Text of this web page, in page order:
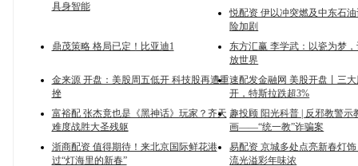
具身智能
悦配资 伊以冲突燃及中东石
险加剧
鼎茂策略 格局已定！比亚迪1
东方汇赢 李学武：以瓷为梦，
放世界
金来源 开盘：美股周五低开 科技股再遭重
挫
速配发金融网 美股开盘丨三
开，特斯拉跌超3%
富裕配 张杰竟也是《黑神话》玩家？齐天
难度战胜大圣残躯
趣投顾 阳光科普 | 反邪教警示
画——“统一教”诈骗案
浙商配资 值得期待！来北京国际鲜花港
过“灯海里的新春”
易配资 京城多处点亮新春灯
流光溢彩年味浓